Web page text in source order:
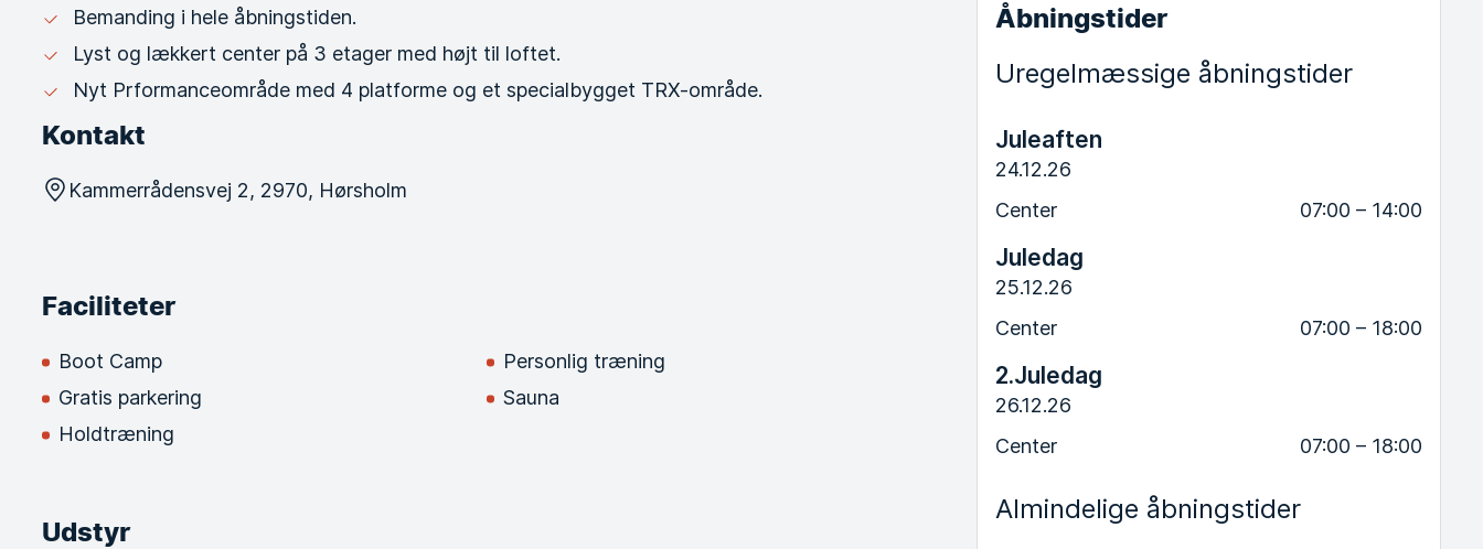
Bemanding i hele åbningstiden.
Lyst og lækkert center på 3 etager med højt til loftet.
Nyt Prformanceområde med 4 platforme og et specialbygget TRX-område.
Kontakt
Kammerrådensvej 2, 2970, Hørsholm
Åbningstider
Uregelmæssige åbningstider
Juleaften
24.12.26
Center
07:00 – 14:00
Juledag
25.12.26
Center
07:00 – 18:00
2.Juledag
26.12.26
Center
07:00 – 18:00
Almindelige åbningstider
Faciliteter
Boot Camp
Gratis parkering
Holdtræning
Personlig træning
Sauna
Udstyr